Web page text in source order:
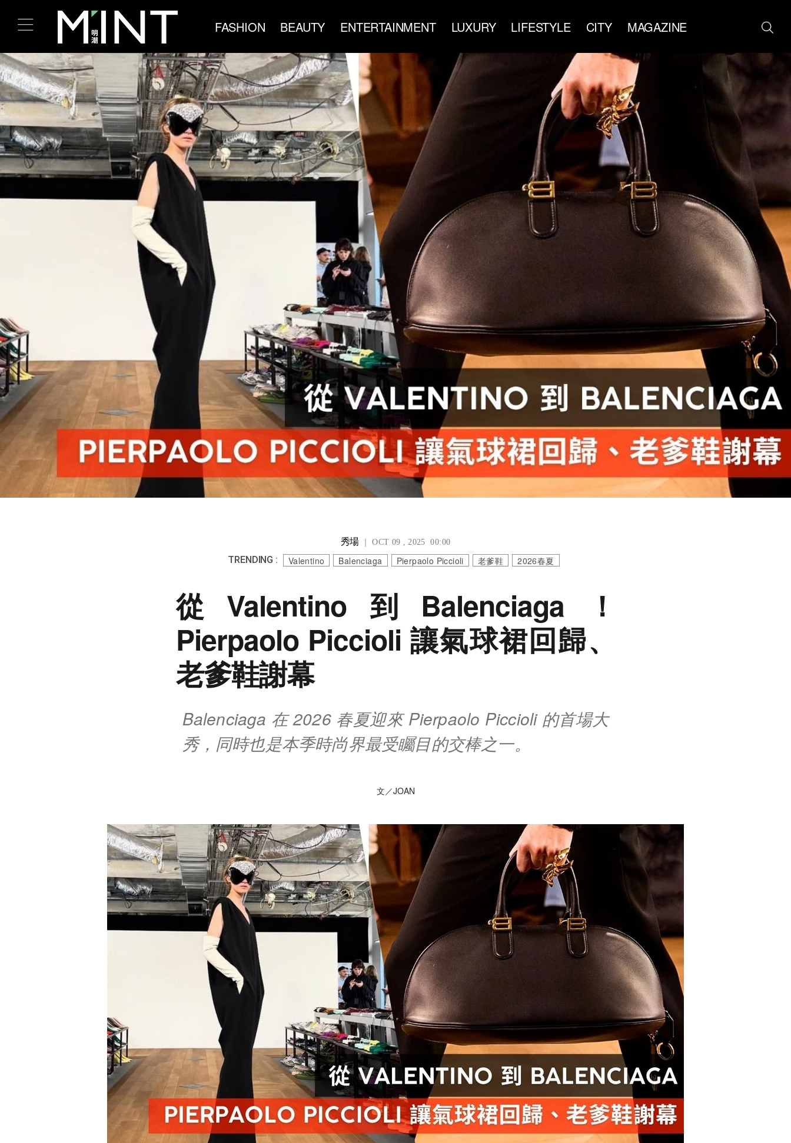
FASHION BEAUTY ENTERTAINMENT LUXURY LIFESTYLE CITY MAGAZINE
秀場｜ OCT 09 , 2025 00:00
TRENDING : Valentino Balenciaga Pierpaolo Piccioli 老爹鞋 2026春夏
從Valentino到Balenciaga！
Pierpaolo Piccioli 讓氣球裙回歸、
老爹鞋謝幕
Balenciaga 在 2026 春夏迎來 Pierpaolo Piccioli 的首場大
秀，同時也是本季時尚界最受矚目的交棒之一。
文／JOAN